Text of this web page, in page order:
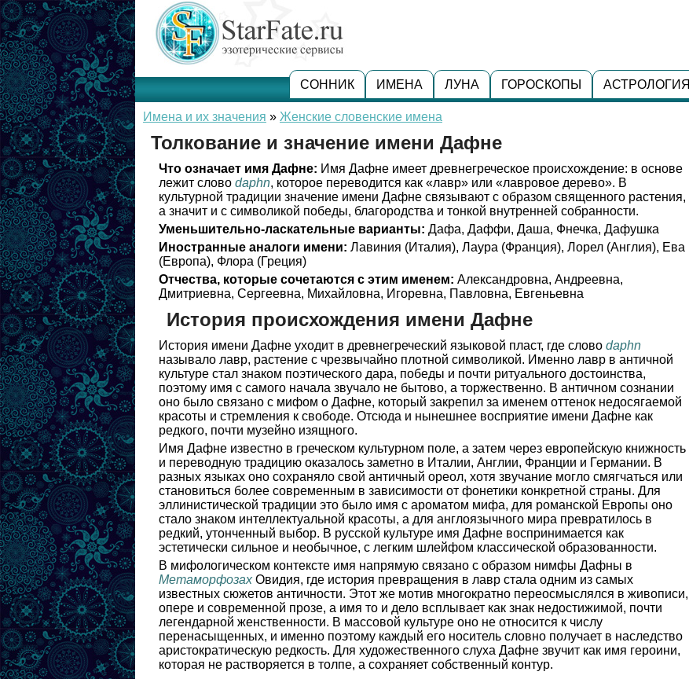
СОННИК ИМЕНА ЛУНА ГОРОСКОПЫ АСТРОЛОГИЯ
Имена и их значения » Женские словенские имена
Толкование и значение имени Дафне
Что означает имя Дафне: Имя Дафне имеет древнегреческое происхождение: в основе
лежит слово daphn, которое переводится как «лавр» или «лавровое дерево». В
культурной традиции значение имени Дафне связывают с образом священного растения,
а значит и с символикой победы, благородства и тонкой внутренней собранности.
Уменьшительно-ласкательные варианты: Дафа, Даффи, Даша, Фнечка, Дафушка
Иностранные аналоги имени: Лавиния (Италия), Лаура (Франция), Лорел (Англия), Ева
(Европа), Флора (Греция)
Отчества, которые сочетаются с этим именем: Александровна, Андреевна,
Дмитриевна, Сергеевна, Михайловна, Игоревна, Павловна, Евгеньевна
История происхождения имени Дафне
История имени Дафне уходит в древнегреческий языковой пласт, где слово daphn
называло лавр, растение с чрезвычайно плотной символикой. Именно лавр в античной
культуре стал знаком поэтического дара, победы и почти ритуального достоинства,
поэтому имя с самого начала звучало не бытово, а торжественно. В античном сознании
оно было связано с мифом о Дафне, который закрепил за именем оттенок недосягаемой
красоты и стремления к свободе. Отсюда и нынешнее восприятие имени Дафне как
редкого, почти музейно изящного.
Имя Дафне известно в греческом культурном поле, а затем через европейскую книжность
и переводную традицию оказалось заметно в Италии, Англии, Франции и Германии. В
разных языках оно сохраняло свой античный ореол, хотя звучание могло смягчаться или
становиться более современным в зависимости от фонетики конкретной страны. Для
эллинистической традиции это было имя с ароматом мифа, для романской Европы оно
стало знаком интеллектуальной красоты, а для англоязычного мира превратилось в
редкий, утонченный выбор. В русской культуре имя Дафне воспринимается как
эстетически сильное и необычное, с легким шлейфом классической образованности.
В мифологическом контексте имя напрямую связано с образом нимфы Дафны в
МетаморфозахОвидия, где история превращения в лавр стала одним из самых
известных сюжетов античности. Этот же мотив многократно переосмыслялся в живописи,
опере и современной прозе, а имя то и дело всплывает как знак недостижимой, почти
легендарной женственности. В массовой культуре оно не относится к числу
перенасыщенных, и именно поэтому каждый его носитель словно получает в наследство
аристократическую редкость. Для художественного слуха Дафне звучит как имя героини,
которая не растворяется в толпе, а сохраняет собственный контур.